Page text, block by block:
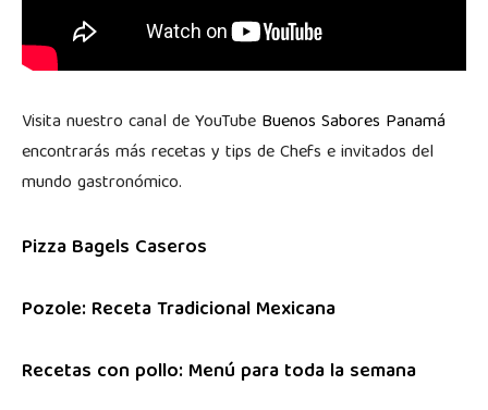
Visita nuestro canal de YouTube Buenos Sabores Panamá
encontrarás más recetas y tips de Chefs e invitados del
mundo gastronómico.
Pizza Bagels Caseros
Pozole: Receta Tradicional Mexicana
Recetas con pollo: Menú para toda la semana